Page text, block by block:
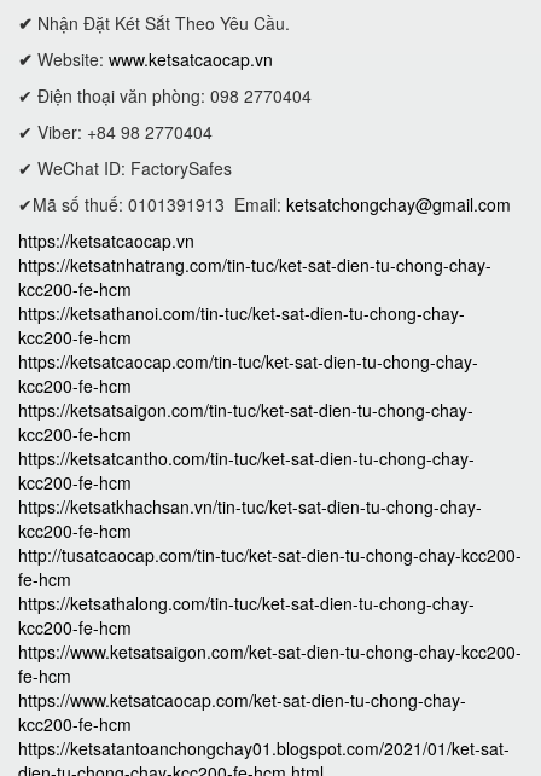
✔ Nhận Đặt Két Sắt Theo Yêu Cầu.
✔ Website: www.ketsatcaocap.vn
✔ Điện thoại văn phòng: 098 2770404
✔ Viber: +84 98 2770404
✔ WeChat ID: FactorySafes
✔Mã số thuế: 0101391913 Email: ketsatchongchay@gmail.com
https://ketsatcaocap.vn
https://ketsatnhatrang.com/tin-tuc/ket-sat-dien-tu-chong-chay-
kcc200-fe-hcm
https://ketsathanoi.com/tin-tuc/ket-sat-dien-tu-chong-chay-
kcc200-fe-hcm
https://ketsatcaocap.com/tin-tuc/ket-sat-dien-tu-chong-chay-
kcc200-fe-hcm
https://ketsatsaigon.com/tin-tuc/ket-sat-dien-tu-chong-chay-
kcc200-fe-hcm
https://ketsatcantho.com/tin-tuc/ket-sat-dien-tu-chong-chay-
kcc200-fe-hcm
https://ketsatkhachsan.vn/tin-tuc/ket-sat-dien-tu-chong-chay-
kcc200-fe-hcm
http://tusatcaocap.com/tin-tuc/ket-sat-dien-tu-chong-chay-kcc200-
fe-hcm
https://ketsathalong.com/tin-tuc/ket-sat-dien-tu-chong-chay-
kcc200-fe-hcm
https://www.ketsatsaigon.com/ket-sat-dien-tu-chong-chay-kcc200-
fe-hcm
https://www.ketsatcaocap.com/ket-sat-dien-tu-chong-chay-
kcc200-fe-hcm
https://ketsatantoanchongchay01.blogspot.com/2021/01/ket-sat-